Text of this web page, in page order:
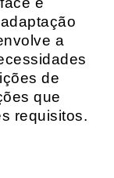
a
de
que
requisitos.